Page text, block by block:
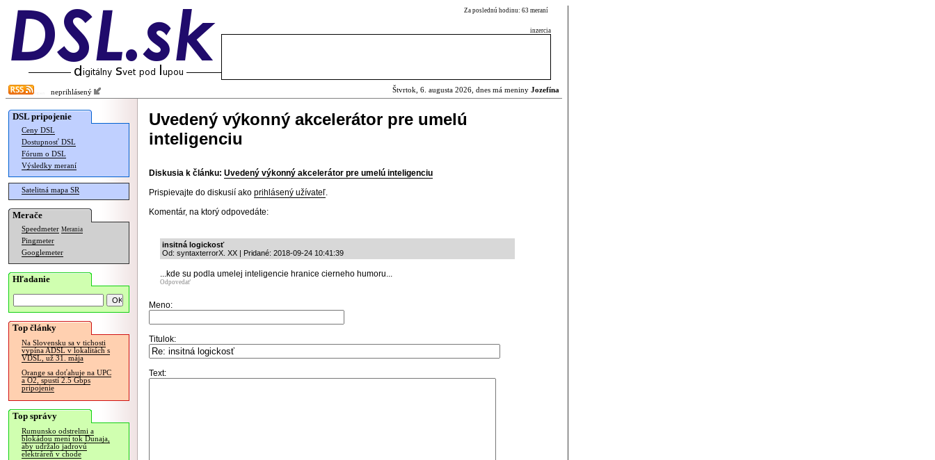
Za poslednú hodinu: 63 meraní
inzercia
neprihlásený Štvrtok, 6. augusta 2026, dnes má meniny Jozefína
DSL pripojenie
Ceny DSL
Dostupnosť DSL
Fórum o DSL
Výsledky meraní
Satelitná mapa SR
Merače
Speedmeter Merania
Pingmeter
Googlemeter
Hľadanie
Top články
Na Slovensku sa v tichosti
vypína ADSL v lokalitách s
VDSL, už 31. mája
Orange sa doťahuje na UPC
a O2, spustí 2.5 Gbps
pripojenie
Top správy
Rumunsko odstrelmi a
blokádou mení tok Dunaja,
aby udržalo jadrovú
elektráreň v chode
Uvedený výkonný akcelerátor pre umelú
inteligenciu
Diskusia k článku: Uvedený výkonný akcelerátor pre umelú inteligenciu
Prispievajte do diskusií ako prihlásený užívateľ.
Komentár, na ktorý odpovedáte:
insitná logickosť
Od: syntaxterrorX. XX | Pridané: 2018-09-24 10:41:39
...kde su podla umelej inteligencie hranice cierneho humoru...
Odpovedať
Meno:
Titulok:
Text: